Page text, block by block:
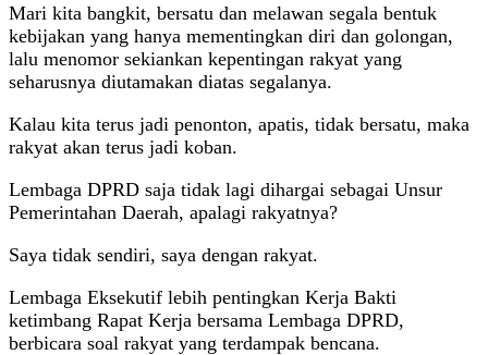
Mari kita bangkit, bersatu dan melawan segala bentuk
kebijakan yang hanya mementingkan diri dan golongan,
lalu menomor sekiankan kepentingan rakyat yang
seharusnya diutamakan diatas segalanya.
Kalau kita terus jadi penonton, apatis, tidak bersatu, maka
rakyat akan terus jadi koban.
Lembaga DPRD saja tidak lagi dihargai sebagai Unsur
Pemerintahan Daerah, apalagi rakyatnya?
Saya tidak sendiri, saya dengan rakyat.
Lembaga Eksekutif lebih pentingkan Kerja Bakti
ketimbang Rapat Kerja bersama Lembaga DPRD,
berbicara soal rakyat yang terdampak bencana.